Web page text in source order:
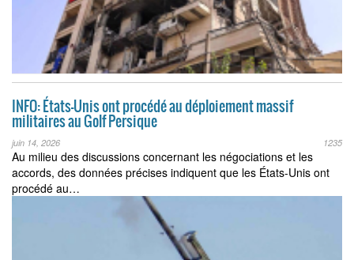
INFO: États-Unis ont procédé au déploiement massif
militaires au Golf Persique
juin 14, 2026 1235
Au milieu des discussions concernant les négociations et les
accords, des données précises indiquent que les États-Unis ont
procédé au…